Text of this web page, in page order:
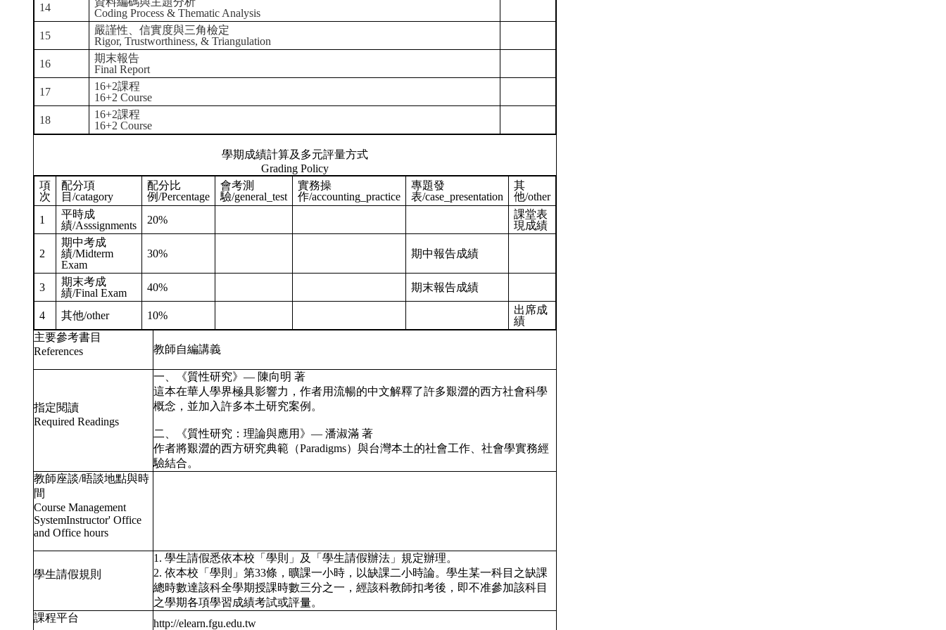
14
Coding Process & Thematic Analysis
15
嚴謹性、信實度與三角檢定
Rigor, Trustworthiness, & Triangulation
16
期末報告
Final Report
17
16+2課程
16+2 Course
18
16+2課程
16+2 Course
學期成績計算及多元評量方式
Grading Policy
項
次
配分項
目/catagory
配分比
例/Percentage
會考測
驗/general_test
實務操
作/accounting_practice
專題發
表/case_presentation
其
他/other
1
平時成
績/Asssignments
20%
課堂表
現成績
2
期中考成
績/Midterm
Exam
30% 期中報告成績
3
期末考成
績/Final Exam
40% 期末報告成績
4 其他/other 10%
出席成
績
主要參考書目
References
教師自編講義
指定閱讀
Required Readings
一、《質性研究》— 陳向明 著
這本在華人學界極具影響力，作者用流暢的中文解釋了許多艱澀的西方社會科學
概念，並加入許多本土研究案例。
二、《質性研究：理論與應用》— 潘淑滿 著
作者將艱澀的西方研究典範（Paradigms）與台灣本土的社會工作、社會學實務經
驗結合。
教師座談/晤談地點與時
間
Course Management
SystemInstructor' Office
and Office hours
學生請假規則
1. 學生請假悉依本校「學則」及「學生請假辦法」規定辦理。
2. 依本校「學則」第33條，曠課一小時，以缺課二小時論。學生某一科目之缺課
總時數達該科全學期授課時數三分之一，經該科教師扣考後，即不准參加該科目
之學期各項學習成績考試或評量。
課程平台
http://elearn.fgu.edu.tw